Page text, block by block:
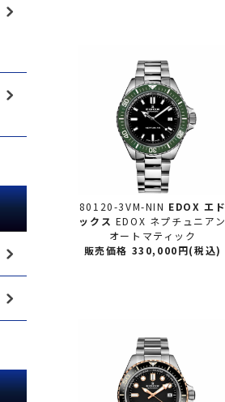
80120-3VM-NIN EDOX エド
ックス EDOX ネプチュニアン
オートマティック
販売価格 330,000円(税込)